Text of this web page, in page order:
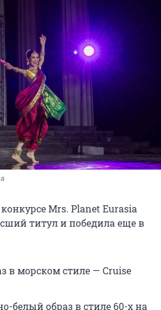
Mrs. Planet Eurasia
титул и победила еще в
в морском стиле — Cruise
белый образ в стиле 60-х на